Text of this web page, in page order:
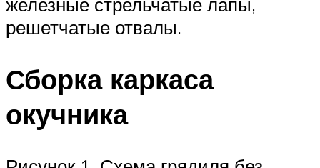
железные стрельчатые лапы,
решетчатые отвалы.
Сборка каркаса
окучника